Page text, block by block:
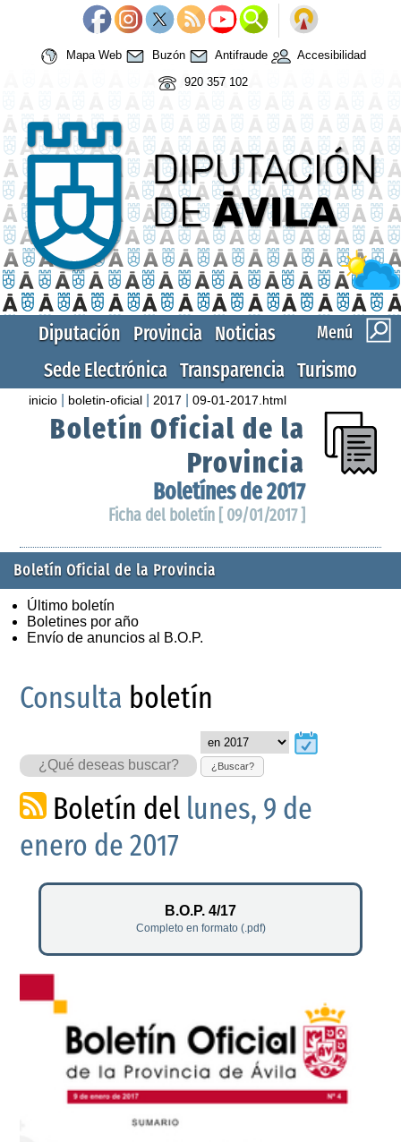
Mapa Web Buzón Antifraude
Accesibilidad
920 357 102
Menú
Diputación Provincia Noticias
Sede Electrónica Transparencia Turismo
inicio boletin-oficial 2017 |09-01-2017.html
Boletín Oficial de la
Provincia
Boletínes de 2017
Ficha del boletín [ 09/01/2017 ]
Boletín Oficial de la Provincia
Último boletín
Boletines por año
Envío de anuncios al B.O.P.
Consulta boletín
¿Buscar?
Boletín del lunes, 9 de
enero de 2017
B.O.P. 4/17
Completo en formato (.pdf)